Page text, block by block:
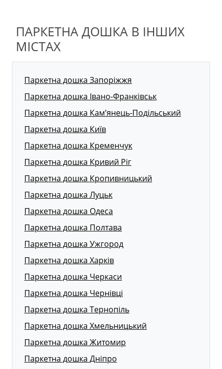
ПАРКЕТНА ДОШКА В ІНШИХ
МІСТАХ
Паркетна дошка Запоріжжя
Паркетна дошка Івано-Франківськ
Паркетна дошка Кам’янець-Подільський
Паркетна дошка Київ
Паркетна дошка Кременчук
Паркетна дошка Кривий Ріг
Паркетна дошка Кропивницький
Паркетна дошка Луцьк
Паркетна дошка Одеса
Паркетна дошка Полтава
Паркетна дошка Ужгород
Паркетна дошка Харків
Паркетна дошка Черкаси
Паркетна дошка Чернівці
Паркетна дошка Тернопіль
Паркетна дошка Хмельницький
Паркетна дошка Житомир
Паркетна дошка Дніпро